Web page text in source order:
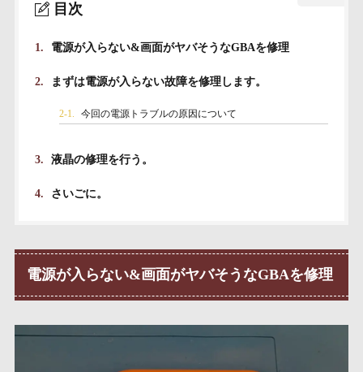
目次
1. 電源が入らない&画面がヤバそうなGBAを修理
2. まずは電源が入らない故障を修理します。
2-1. 今回の電源トラブルの原因について
3. 液晶の修理を行う。
4. さいごに。
電源が入らない&画面がヤバそうなGBAを修理